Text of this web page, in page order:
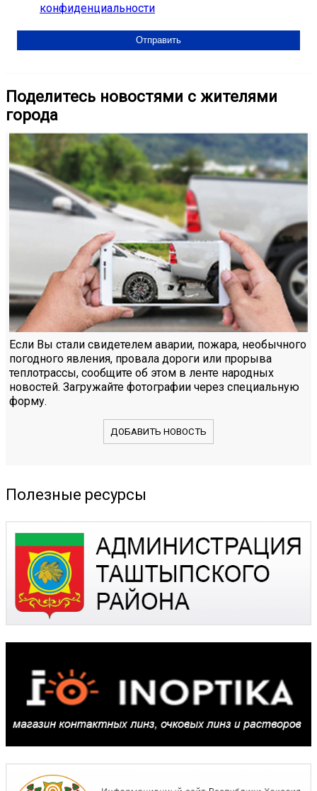
конфиденциальности
Поделитесь новостями с жителями
города
Если Вы стали свидетелем аварии, пожара, необычного
погодного явления, провала дороги или прорыва
теплотрассы, сообщите об этом в ленте народных
новостей. Загружайте фотографии через специальную
форму.
ДОБАВИТЬ НОВОСТЬ
Полезные ресурсы